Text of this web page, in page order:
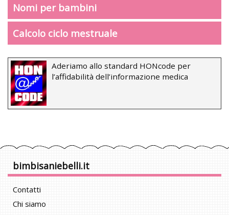
Nomi per bambini
Calcolo ciclo mestruale
Aderiamo allo standard HONcode per
l’affidabilità dell’informazione medica
bimbisaniebelli.it
Contatti
Chi siamo